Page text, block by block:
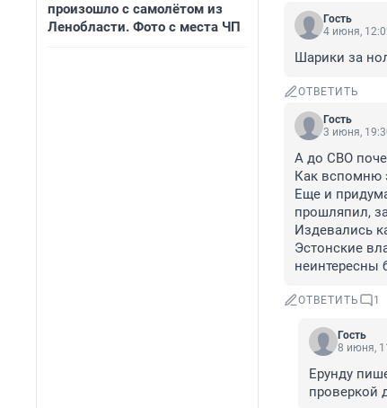
произошло с самолётом из
Ленобласти. Фото с места ЧП
Гость
4 июня,
Шарики за
ОТВЕТИТЬ
Гость
3 июня,
А до СВО
Как вспомню
Еще и
прошляпил,
Издевались
Эстонские
неинтересны
ОТВЕТИТЬ 1
Гость
8 июня,
Ерунду
проверкой